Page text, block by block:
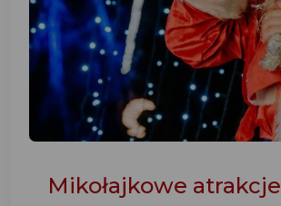
Mikołajkowe atrakcje